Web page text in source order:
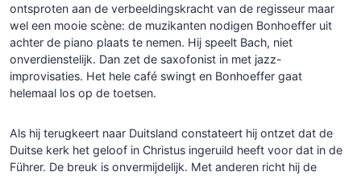
ontsproten aan de verbeeldingskracht van de regisseur maar
wel een mooie scène: de muzikanten nodigen Bonhoeffer uit
achter de piano plaats te nemen. Hij speelt Bach, niet
onverdienstelijk. Dan zet de saxofonist in met jazz-
improvisaties. Het hele café swingt en Bonhoeffer gaat
helemaal los op de toetsen.
Als hij terugkeert naar Duitsland constateert hij ontzet dat de
Duitse kerk het geloof in Christus ingeruild heeft voor dat in de
Führer. De breuk is onvermijdelijk. Met anderen richt hij de